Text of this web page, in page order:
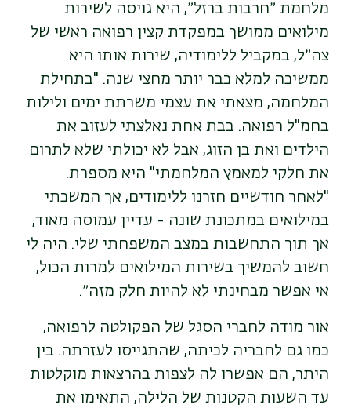
מלחמת ״חרבות ברזל״, היא גויסה לשירות
מילואים ממושך במפקדת קצין רפואה ראשי של
צה״ל, במקביל ללימודיה, שירות אותו היא
ממשיכה למלא כבר יותר מחצי שנה. "בתחילת
המלחמה, מצאתי את עצמי משרתת ימים ולילות
בחמ"ל רפואה. בבת אחת נאלצתי לעזוב את
הילדים ואת בן הזוג, אבל לא יכולתי שלא לתרום
את חלקי למאמץ המלחמתי" היא מספרת.
"לאחר חודשיים חזרנו ללימודים, אך המשכתי
במילואים במתכונת שונה - עדיין עמוסה מאוד,
אך תוך התחשבות במצב המשפחתי שלי. היה לי
חשוב להמשיך בשירות המילואים למרות הכול,
אי אפשר מבחינתי לא להיות חלק מזה״.
אור מודה לחברי הסגל של הפקולטה לרפואה,
כמו גם לחבריה לכיתה, שהתגייסו לעזרתה. בין
היתר, הם אפשרו לה לצפות בהרצאות מוקלטות
עד השעות הקטנות של הלילה, התאימו את